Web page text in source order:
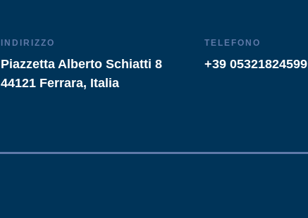
INDIRIZZO
Piazzetta Alberto Schiatti 8
44121 Ferrara, Italia
TELEFONO
+39 05321824599